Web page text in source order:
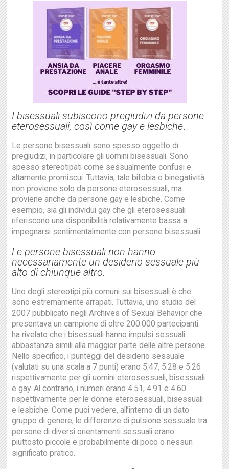
I bisessuali subiscono pregiudizi da persone
eterosessuali, così come gay e lesbiche.
Le persone bisessuali sono spesso oggetto di
pregiudizi, in particolare gli uomini bisessuali. Sono
spesso stereotipati come sessualmente confusi e
altamente promiscui. Tuttavia, tale bifobia o binegatività
non proviene solo da persone eterosessuali, ma
proviene anche da persone gay e lesbiche. Come
esempio, sia gli individui gay che gli eterosessuali
riferiscono una disponibilità relativamente bassa a
impegnarsi sentimentalmente con persone bisessuali.
Le persone bisessuali non hanno
necessariamente un desiderio sessuale più
alto di chiunque altro.
Uno degli stereotipi più comuni sui bisessuali è che
sono estremamente arrapati. Tuttavia, uno studio del
2007 pubblicato negli Archives of Sexual Behavior che
presentava un campione di oltre 200.000 partecipanti
ha rivelato che i bisessuali hanno impulsi sessuali
abbastanza simili alla maggior parte delle altre persone.
Nello specifico, i punteggi del desiderio sessuale
(valutati su una scala a 7 punti) erano 5.47, 5.28 e 5.26
rispettivamente per gli uomini eterosessuali, bisessuali
e gay. Al contrario, i numeri erano 4.51, 4.91 e 4.60
rispettivamente per le donne eterosessuali, bisessuali
e lesbiche. Come puoi vedere, all’interno di un dato
gruppo di genere, le differenze di pulsione sessuale tra
persone di diversi orientamenti sessuali erano
piuttosto piccole e probabilmente di poco o nessun
significato pratico.